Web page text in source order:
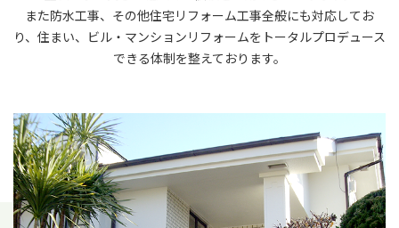
​​​​​​​また防水工事、その他住宅リフォーム工事全般にも対応してお
り、 住まい、ビル・マンションリフォームをトータルプロデュース
できる体制を整えております。